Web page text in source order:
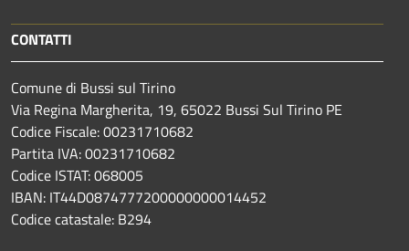
CONTATTI
Comune di Bussi sul Tirino
Via Regina Margherita, 19, 65022 Bussi Sul Tirino PE
Codice Fiscale: 00231710682
Partita IVA: 00231710682
Codice ISTAT: 068005
IBAN: IT44D0874777200000000014452
Codice catastale: B294